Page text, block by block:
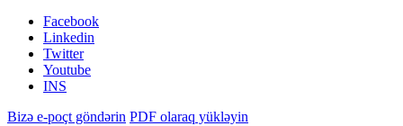
Facebook
Linkedin
Twitter
Youtube
INS
Bizə e-poçt göndərin PDF olaraq yükləyin